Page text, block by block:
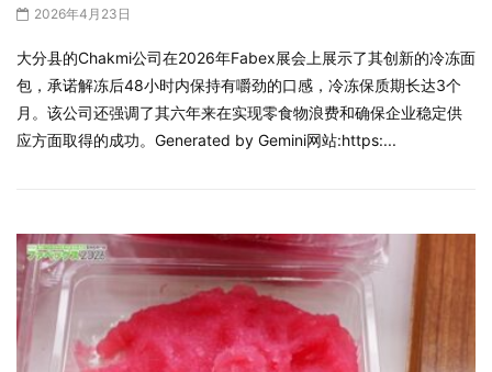
2026年4月23日
大分县的Chakmi公司在2026年Fabex展会上展示了其创新的冷冻面
包，承诺解冻后48小时内保持有嚼劲的口感，冷冻保质期长达3个
月。该公司还强调了其六年来在实现零食物浪费和确保企业稳定供
应方面取得的成功。Generated by Gemini网站:https:...